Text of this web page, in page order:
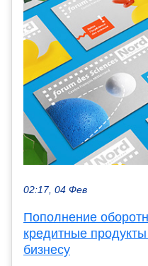
02:17, 04 Фев
Пополнение
кредитные
бизнесу